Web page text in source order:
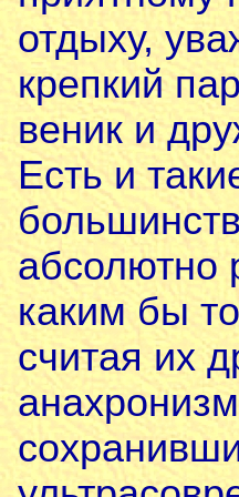
отдыху,
крепкий
веник и
Есть и
абсолютно
каким бы
считая их